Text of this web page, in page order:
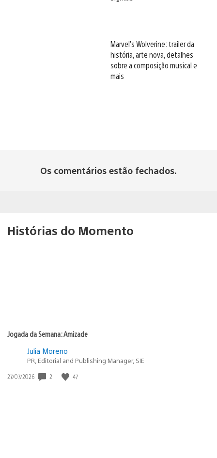
Marvel’s Wolverine: trailer da
história, arte nova, detalhes
sobre a composição musical e
mais
Os comentários estão fechados.
Histórias do Momento
Jogada da Semana: Amizade
Julia Moreno
PR, Editorial and Publishing Manager, SIE
Data
27/07/2026 2 47